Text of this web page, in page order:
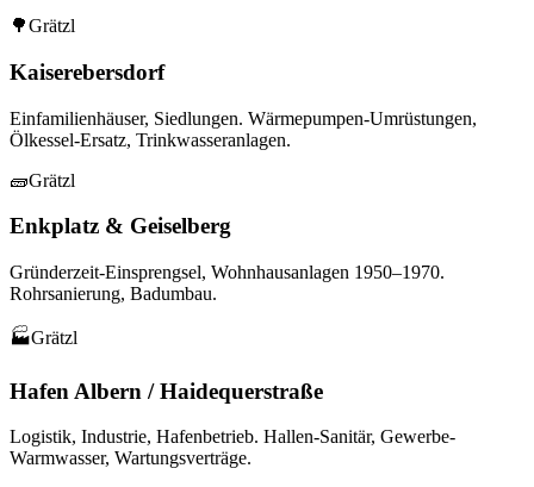
🌳Grätzl
Kaiserebersdorf
Einfamilienhäuser, Siedlungen. Wärmepumpen-Umrüstungen,
Ölkessel-Ersatz, Trinkwasseranlagen.
🧱Grätzl
Enkplatz & Geiselberg
Gründerzeit-Einsprengsel, Wohnhausanlagen 1950–1970.
Rohrsanierung, Badumbau.
🏭Grätzl
Hafen Albern / Haidequerstraße
Logistik, Industrie, Hafenbetrieb. Hallen-Sanitär, Gewerbe-
Warmwasser, Wartungsverträge.